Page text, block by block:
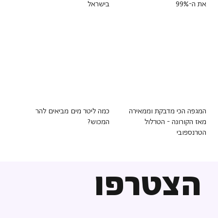
הצטרפו
את ה-99% בישראל
המגפה הכי מדבקת וממאירה
מאז הקורונה - הטרלול
הטרנספובי
כמה ליטר מים מביאים להר
המכוש?